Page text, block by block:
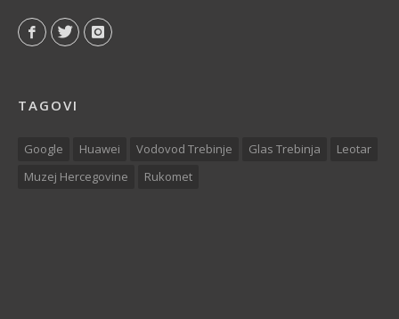
TAGOVI
Google Huawei Vodovod Trebinje Glas Trebinja
Leotar
Muzej Hercegovine
Rukomet